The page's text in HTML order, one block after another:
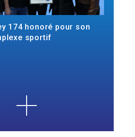
174 honoré pour son
sportif